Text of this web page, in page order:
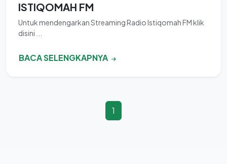
ISTIQOMAH FM
Untuk mendengarkan Streaming Radio Istiqomah FM klik
disini ...
BACA SELENGKAPNYA
1